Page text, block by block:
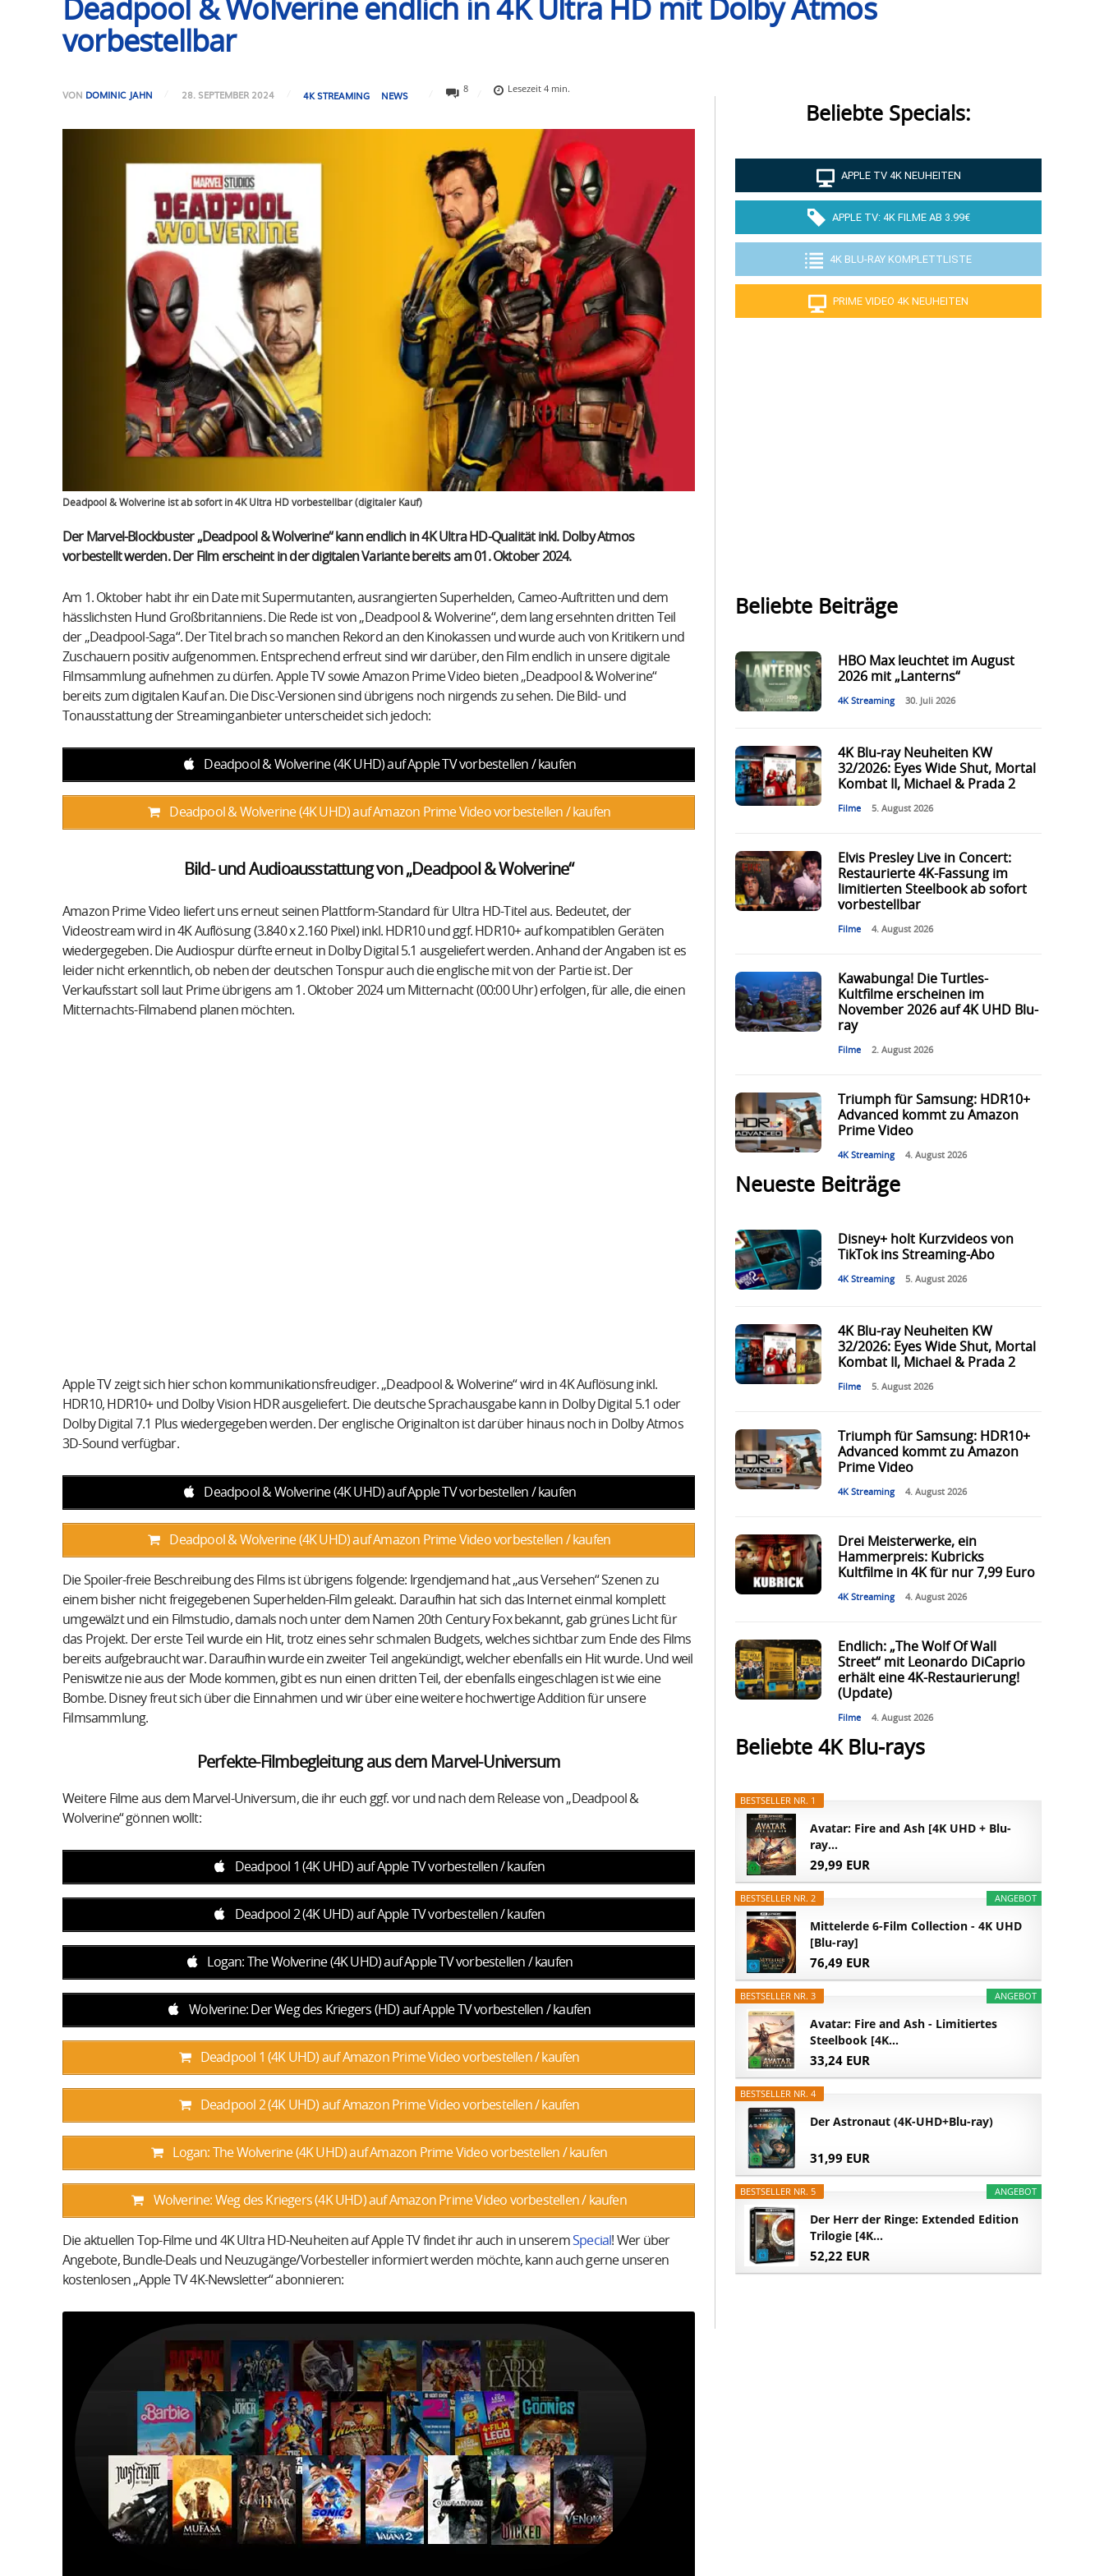
Deadpool & Wolverine endlich in 4K Ultra HD mit Dolby Atmos
vorbestellbar
VON DOMINIC JAHN 28. SEPTEMBER 2024 4K STREAMING NEWS
8 Lesezeit4 min.
Deadpool & Wolverine ist ab sofort in 4K Ultra HD vorbestellbar (digitaler Kauf)
Der Marvel-Blockbuster „Deadpool & Wolverine“ kann endlich in 4K Ultra HD-Qualität inkl. Dolby Atmos
vorbestellt werden. Der Film erscheint in der digitalen Variante bereits am 01. Oktober 2024.
Am 1. Oktober habt ihr ein Date mit Supermutanten, ausrangierten Superhelden, Cameo-Auftritten und dem
hässlichsten Hund Großbritanniens. Die Rede ist von „Deadpool & Wolverine“, dem lang ersehnten dritten Teil
der „Deadpool-Saga“. Der Titel brach so manchen Rekord an den Kinokassen und wurde auch von Kritikern und
Zuschauern positiv aufgenommen. Entsprechend erfreut sind wir darüber, den Film endlich in unsere digitale
Filmsammlung aufnehmen zu dürfen. Apple TV sowie Amazon Prime Video bieten „Deadpool & Wolverine“
bereits zum digitalen Kauf an. Die Disc-Versionen sind übrigens noch nirgends zu sehen. Die Bild- und
Tonausstattung der Streaminganbieter unterscheidet sich jedoch:
Deadpool & Wolverine (4K UHD) auf Apple TV vorbestellen / kaufen
Deadpool & Wolverine (4K UHD) auf Amazon Prime Video vorbestellen / kaufen
Bild- und Audioausstattung von „Deadpool & Wolverine“
Amazon Prime Video liefert uns erneut seinen Plattform-Standard für Ultra HD-Titel aus. Bedeutet, der
Videostream wird in 4K Auflösung (3.840 x 2.160 Pixel) inkl. HDR10 und ggf. HDR10+ auf kompatiblen Geräten
wiedergegeben. Die Audiospur dürfte erneut in Dolby Digital 5.1 ausgeliefert werden. Anhand der Angaben ist es
leider nicht erkenntlich, ob neben der deutschen Tonspur auch die englische mit von der Partie ist. Der
Verkaufsstart soll laut Prime übrigens am 1. Oktober 2024 um Mitternacht (00:00 Uhr) erfolgen, für alle, die einen
Mitternachts-Filmabend planen möchten.
Apple TV zeigt sich hier schon kommunikationsfreudiger. „Deadpool & Wolverine“ wird in 4K Auflösung inkl.
HDR10, HDR10+ und Dolby Vision HDR ausgeliefert. Die deutsche Sprachausgabe kann in Dolby Digital 5.1 oder
Dolby Digital 7.1 Plus wiedergegeben werden. Der englische Originalton ist darüber hinaus noch in Dolby Atmos
3D-Sound verfügbar.
Deadpool & Wolverine (4K UHD) auf Apple TV vorbestellen / kaufen
Deadpool & Wolverine (4K UHD) auf Amazon Prime Video vorbestellen / kaufen
Die Spoiler-freie Beschreibung des Films ist übrigens folgende: Irgendjemand hat „aus Versehen“ Szenen zu
einem bisher nicht freigegebenen Superhelden-Film geleakt. Daraufhin hat sich das Internet einmal komplett
umgewälzt und ein Filmstudio, damals noch unter dem Namen 20th Century Fox bekannt, gab grünes Licht für
das Projekt. Der erste Teil wurde ein Hit, trotz eines sehr schmalen Budgets, welches sichtbar zum Ende des Films
bereits aufgebraucht war. Daraufhin wurde ein zweiter Teil angekündigt, welcher ebenfalls ein Hit wurde. Und weil
Peniswitze nie aus der Mode kommen, gibt es nun einen dritten Teil, der ebenfalls eingeschlagen ist wie eine
Bombe. Disney freut sich über die Einnahmen und wir über eine weitere hochwertige Addition für unsere
Filmsammlung.
Perfekte-Filmbegleitung aus dem Marvel-Universum
Weitere Filme aus dem Marvel-Universum, die ihr euch ggf. vor und nach dem Release von „Deadpool &
Wolverine“ gönnen wollt:
Deadpool 1 (4K UHD) auf Apple TV vorbestellen / kaufen
Deadpool 2 (4K UHD) auf Apple TV vorbestellen / kaufen
Logan: The Wolverine (4K UHD) auf Apple TV vorbestellen / kaufen
Wolverine: Der Weg des Kriegers (HD) auf Apple TV vorbestellen / kaufen
Deadpool 1 (4K UHD) auf Amazon Prime Video vorbestellen / kaufen
Deadpool 2 (4K UHD) auf Amazon Prime Video vorbestellen / kaufen
Logan: The Wolverine (4K UHD) auf Amazon Prime Video vorbestellen / kaufen
Wolverine: Weg des Kriegers (4K UHD) auf Amazon Prime Video vorbestellen / kaufen
Die aktuellen Top-Filme und 4K Ultra HD-Neuheiten auf Apple TV findet ihr auch in unseremSpecial ! Wer über
Angebote, Bundle-Deals und Neuzugänge/Vorbesteller informiert werden möchte, kann auch gerne unseren
kostenlosen „Apple TV 4K-Newsletter“ abonnieren:
Beliebte Specials:
APPLE TV 4K NEUHEITEN
APPLE TV: 4K FILME AB 3.99€
4K BLU-RAY KOMPLETTLISTE
PRIME VIDEO 4K NEUHEITEN
Beliebte Beiträge
HBO Max leuchtet im August
2026 mit „Lanterns“
4K Streaming 30. Juli 2026
4K Blu-ray Neuheiten KW
32/2026: Eyes Wide Shut, Mortal
Kombat II, Michael & Prada 2
Filme 5. August 2026
Elvis Presley Live in Concert:
Restaurierte 4K-Fassung im
limitierten Steelbook ab sofort
vorbestellbar
Filme 4. August 2026
Kawabunga! Die Turtles-
Kultfilme erscheinen im
November 2026 auf 4K UHD Blu-
ray
Filme 2. August 2026
Triumph für Samsung: HDR10+
Advanced kommt zu Amazon
Prime Video
4K Streaming 4. August 2026
Neueste Beiträge
Disney+ holt Kurzvideos von
TikTok ins Streaming-Abo
4K Streaming 5. August 2026
4K Blu-ray Neuheiten KW
32/2026: Eyes Wide Shut, Mortal
Kombat II, Michael & Prada 2
Filme 5. August 2026
Triumph für Samsung: HDR10+
Advanced kommt zu Amazon
Prime Video
4K Streaming 4. August 2026
Drei Meisterwerke, ein
Hammerpreis: Kubricks
Kultfilme in 4K für nur 7,99 Euro
4K Streaming 4. August 2026
Endlich: „The Wolf Of Wall
Street“ mit Leonardo DiCaprio
erhält eine 4K-Restaurierung!
(Update)
Filme 4. August 2026
Beliebte 4K Blu-rays
BESTSELLER NR. 1
Avatar: Fire and Ash [4K UHD + Blu-
ray...
29,99 EUR
ANGEBOT
BESTSELLER NR. 2
Mittelerde 6-Film Collection - 4K UHD
[Blu-ray]
76,49 EUR
ANGEBOT
BESTSELLER NR. 3
Avatar: Fire and Ash - Limitiertes
Steelbook [4K...
33,24 EUR
BESTSELLER NR. 4
Der Astronaut (4K-UHD+Blu-ray)
31,99 EUR
ANGEBOT
BESTSELLER NR. 5
Der Herr der Ringe: Extended Edition
Trilogie [4K...
52,22 EUR